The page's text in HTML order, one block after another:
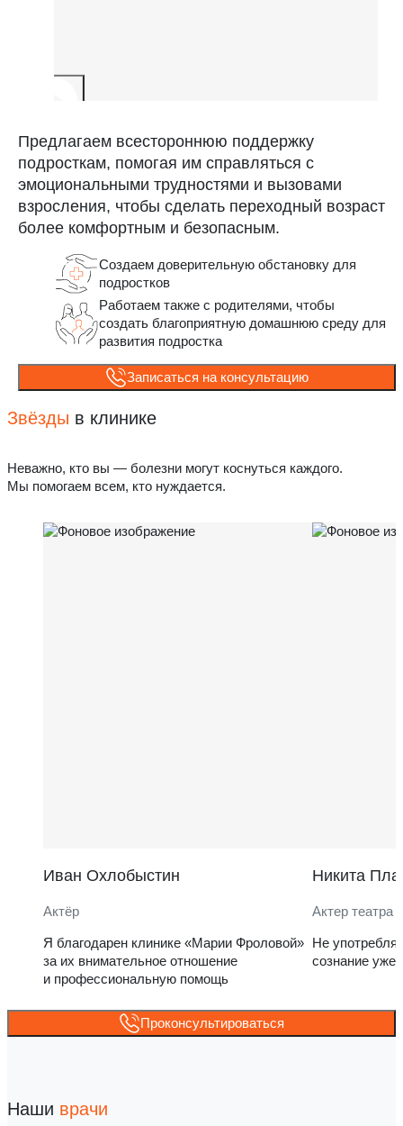
Предлагаем всестороннюю поддержку
подросткам, помогая им справляться с
эмоциональными трудностями и вызовами
взросления, чтобы сделать переходный возраст
более комфортным и безопасным.
Создаем доверительную обстановку для
подростков
Работаем также с родителями, чтобы
создать благоприятную домашнюю среду для
развития подростка
Записаться на консультацию
Звёзды в клинике
Неважно, кто вы — болезни могут коснуться каждого.
Мы помогаем всем, кто нуждается.
Иван Охлобыстин
Актёр
Я благодарен клинике «Марии Фроловой»
за их внимательное отношение
и профессиональную помощь
Никита
Актер театра
Не
сознание уже
Проконсультироваться
Наши врачи